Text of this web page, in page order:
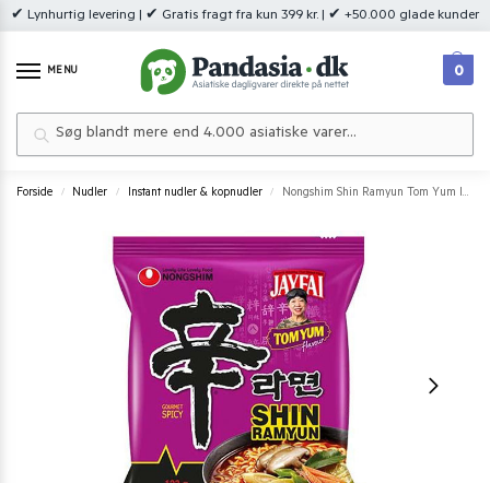
✔ Lynhurtig levering | ✔ Gratis fragt fra kun 399 kr. | ✔ +50.000 glade kunder
MENU 0
Forside / Nudler / Instant nudler & kopnudler / Nongshim Shin Ramyun Tom Yum Instant Noodles 123 g.